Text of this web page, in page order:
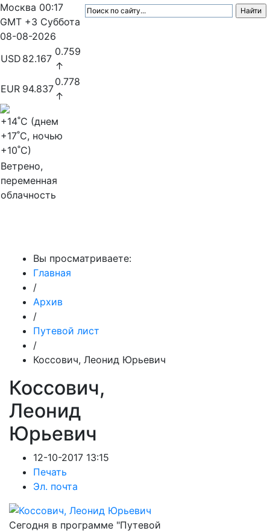
Москва 00:17
GMT +3 Суббота
08-08-2026
USD 82.167
0.759
↑
EUR 94.837
0.778
↑
+14˚C (днем
+17˚C, ночью
+10˚C)
Ветрено,
переменная
облачность
Вы просматриваете:
Главная
/
Архив
/
Путевой лист
/
Коссович, Леонид Юрьевич
Коссович,
Леонид
Юрьевич
12-10-2017 13:15
Печать
Эл. почта
Сегодня в программе "Путевой